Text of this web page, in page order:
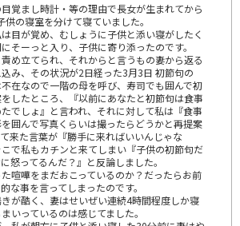
覚まし時計・等の理由で長女が生まれてから
の寝室を分けて寝ていました。
目が覚め、むしょうに子供と添い寝がしたく
そーっと入り、子供に寄り添ったのです。
め立てられ、それからと言うもの妻から返る
み、その状況が2日経った3月3日 初節句の
在なので一階の母を呼び、寿司でも囲んで初
したところ、『以前にあなたと初節句は食事
でしょ』と言われ、それに対して私は『食事
囲んで写真くらいは撮ったらどうかと再提案
来た言葉が『勝手に来ればいいんじゃな
で私もカチンと来てしまい『子供の初節句だ
怒ってるんだ？』と反論しました。
喧嘩をまだおこっているのか？だったらお前
な事を言ってしまったのです。
が酷く、妻はせいぜい連続4時間程度しか寝
いっているのは感じてました。